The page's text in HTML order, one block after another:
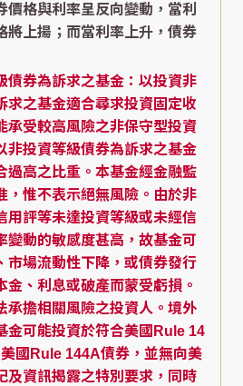
價格與利率呈反向變動，當利
將上揚；而當利率上升，債券
債券為訴求之基金：以投資非
求之基金適合尋求投資固定收
承受較高風險之非保守型投資
非投資等級債券為訴求之基金
過高之比重。本基金經金融監
，惟不表示絕無風險。由於非
用評等未達投資等級或未經信
變動的敏感度甚高，故基金可
市場流動性下降，或債券發行
金、利息或破產而蒙受虧損。
承擔相關風險之投資人。境外
金可能投資於符合美國Rule 14
國Rule 144A債券，並無向美
及資訊揭露之特別要求，同時